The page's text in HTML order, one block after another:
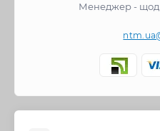
Менеджер -